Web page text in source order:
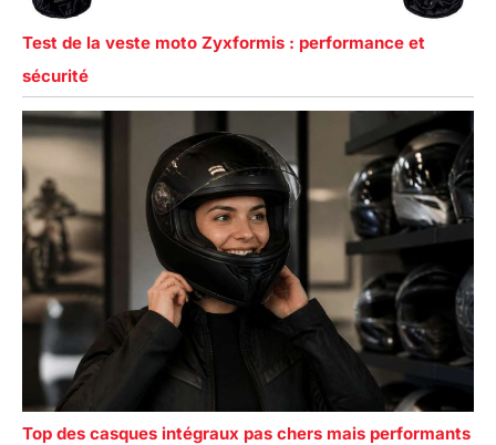
Test de la veste moto Zyxformis : performance et
sécurité
Top des casques intégraux pas chers mais performants